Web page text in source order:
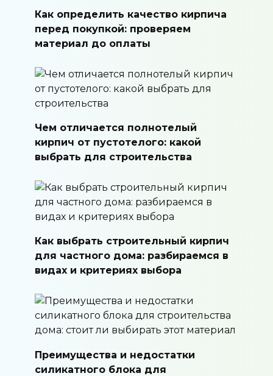
Как определить качество кирпича
перед покупкой: проверяем
материал до оплаты
Чем отличается полнотелый
кирпич от пустотелого: какой
выбрать для строительства
Как выбрать строительный кирпич
для частного дома: разбираемся в
видах и критериях выбора
Преимущества и недостатки
силикатного блока для